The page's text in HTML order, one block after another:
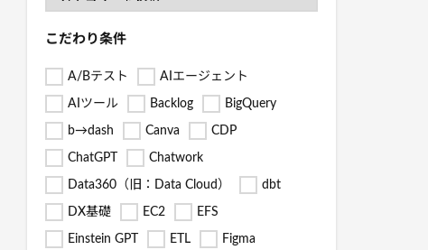
こだわり条件
A/Bテスト AIエージェント
AIツール Backlog BigQuery
b→dash Canva CDP
ChatGPT Chatwork
Data360（旧：Data Cloud） dbt
DX基礎 EC2 EFS
Einstein GPT ETL Figma